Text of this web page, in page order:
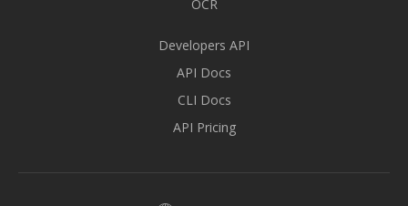
OCR
Developers API
API Docs
CLI Docs
API Pricing